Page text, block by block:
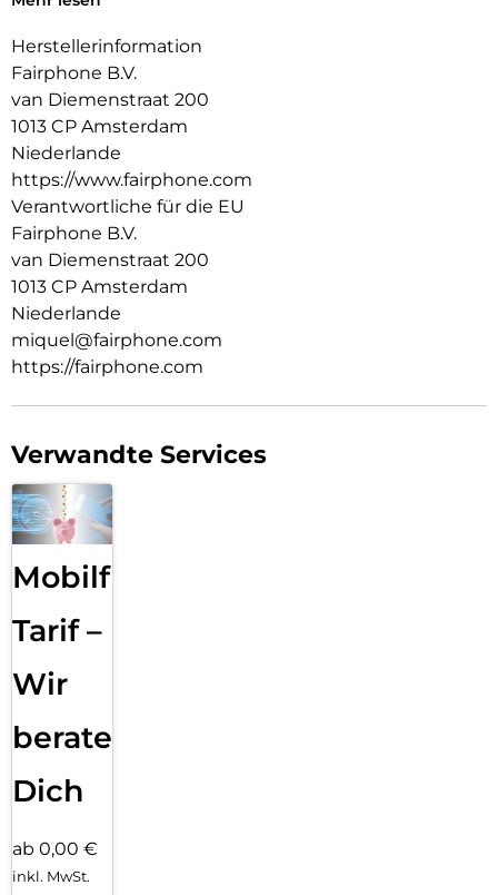
Aussparungen und reaktionsschnellen Tastenabdeckungen
Herstellerinformation
Fairphone B.V.
van Diemenstraat 200
1013 CP Amsterdam
Niederlande
https://www.fairphone.com
Verantwortliche für die EU
Fairphone B.V.
van Diemenstraat 200
1013 CP Amsterdam
Niederlande
miquel@fairphone.com
https://fairphone.com
Verwandte Services
Mobilfunk
Tarif –
Wir
beraten
Dich
ab 0,00 €
inkl. MwSt.